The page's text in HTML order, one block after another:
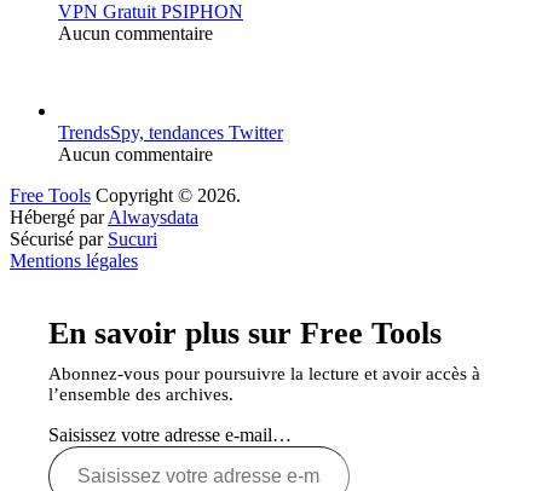
VPN Gratuit PSIPHON
Aucun commentaire
TrendsSpy, tendances Twitter
Aucun commentaire
Free Tools Copyright © 2026.
Hébergé parAlwaysdata
Sécurisé par Sucuri
Mentions légales
En savoir plus sur Free Tools
Abonnez-vous pour poursuivre la lecture et avoir accès à
l’ensemble des archives.
Saisissez votre adresse e-mail…